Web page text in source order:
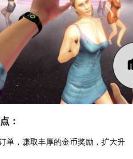
：
，赚取丰厚的金币奖励，扩大升